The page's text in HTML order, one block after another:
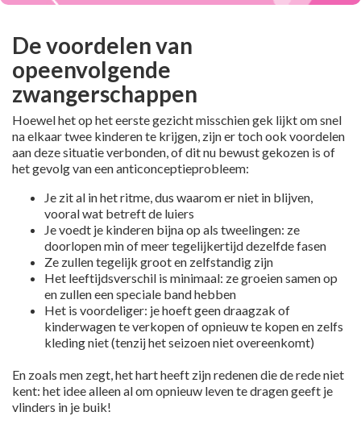
De voordelen van
opeenvolgende
zwangerschappen
Hoewel het op het eerste gezicht misschien gek lijkt om snel
na elkaar twee kinderen te krijgen, zijn er toch ook voordelen
aan deze situatie verbonden, of dit nu bewust gekozen is of
het gevolg van een anticonceptieprobleem:
Je zit al in het ritme, dus waarom er niet in blijven,
vooral wat betreft de luiers
Je voedt je kinderen bijna op als tweelingen: ze
doorlopen min of meer tegelijkertijd dezelfde fasen
Ze zullen tegelijk groot en zelfstandig zijn
Het leeftijdsverschil is minimaal: ze groeien samen op
en zullen een speciale band hebben
Het is voordeliger: je hoeft geen draagzak of
kinderwagen te verkopen of opnieuw te kopen en zelfs
kleding niet (tenzij het seizoen niet overeenkomt)
En zoals men zegt, het hart heeft zijn redenen die de rede niet
kent: het idee alleen al om opnieuw leven te dragen geeft je
vlinders in je buik!